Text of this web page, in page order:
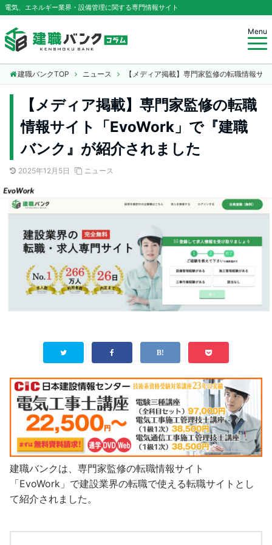
電気、エネルギー業界・設備管理に関する専門情報サイト
Menu
建職バンクTOP ニュース 【メディア掲載】専門家監修の転職情報サ
【メディア掲載】専門家監修の転職
情報サイト「EvoWork」で『建職
バンク』が紹介されました
2025年12月5日 ニュース
建職バンクは、専門家監修の転職情報サイト
「EvoWork」で建設業界の転職で使える転職サイトとし
て紹介されました。